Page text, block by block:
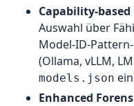
Capability-
Auswahl über
Model-ID-
(Ollama, vLLM,
models.json
Enhanced